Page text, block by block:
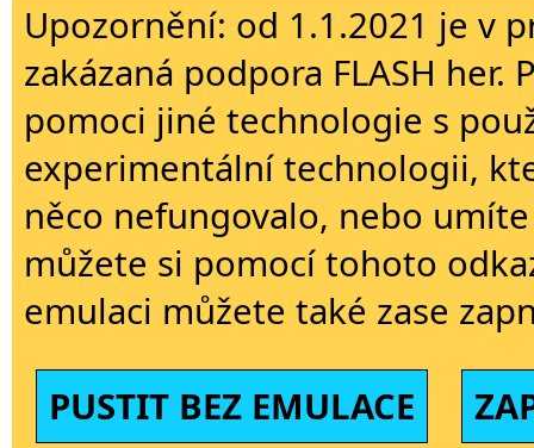
Upozornění: od 1.1.2021 je v
zakázaná podpora FLASH
pomoci jiné technologie s
experimentální technologii,
něco nefungovalo, nebo
můžete si pomocí tohoto
emulaci můžete také zase
PUSTIT BEZ EMULACE